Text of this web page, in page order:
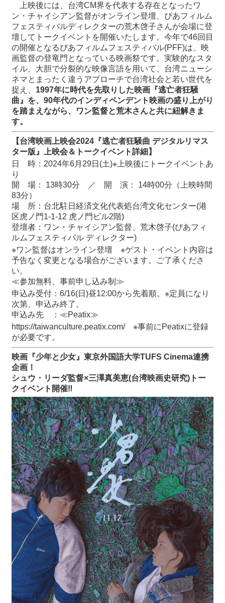
上映後には、台湾CM界を代表する存在となったワ
ン・チャイシアン監督がオンライン登壇、ぴあフィルム
フェスティバルディレクターの荒木啓子さんが会場に登
壇してトークイベントを開催いたします。今年で46回目
の開催となるぴあフィルムフェスティバル(PFF)は、映
画監督の登竜門となっている映画祭です。実験的なスタ
イル、大胆で分裂的な映像言語を用いて、台湾ニューシ
ネマとまったく違うアプローチで台湾社会と若い世代を
捉え、 1997年に時代を先取りした映画『逃亡者狂騒
曲』を、90年代のインディペンデント映画の盛り上がり
を踏まえながら、ワン監督と荒木さんと共に紐解きま
す。
【台湾映画上映会2024『逃亡者狂騒曲 デジタルリマス
ター版』上映会＆トークイベント詳細】
日 時：2024年6月29日(土)※上映後にトークイベントあ
り
開 場： 13時30分 ／ 開 演： 14時00分（上映時間
83分）
場 所：台北駐日経済文化代表処台湾文化センター(港
区虎ノ門1-1-12 虎ノ門ビル2階)
登壇者：ワン・チャイシアン監督、荒木啓子(ぴあフィ
ルムフェスティバル ディレクター)
※ワン監督はオンライン登壇 ※ゲスト・イベント内容は
予告なく変更となる場合がございます。ご了承くださ
い。
≪参加無料、事前申し込み制≫
申込み受付：6/16(日)昼12:00から先着順。※定員になり
次第、申込み終了。
申込み先 ：≪Peatix≫
https://taiwanculture.peatix.com/※事前にPeatixに登録
が必要です。
映画『少年と少女』東京外国語大学TUFS Cinema連携
企画！
シュウ・リーダ監督×三澤真美恵(台湾映画史研究)トー
クイベント開催‼